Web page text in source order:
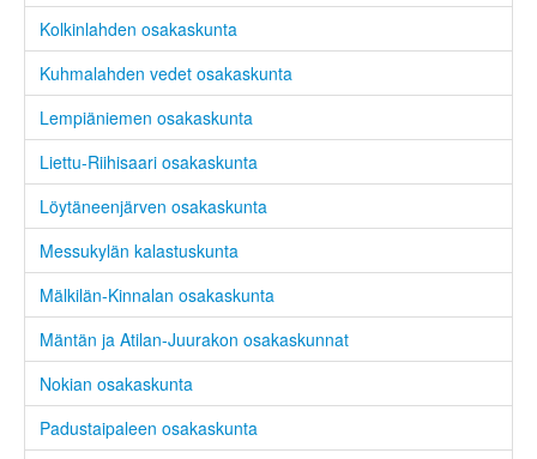
Kolkinlahden osakaskunta
Kuhmalahden vedet osakaskunta
Lempiäniemen osakaskunta
Liettu-Riihisaari osakaskunta
Löytäneenjärven osakaskunta
Messukylän kalastuskunta
Mälkilän-Kinnalan osakaskunta
Mäntän ja Atilan-Juurakon osakaskunnat
Nokian osakaskunta
Padustaipaleen osakaskunta